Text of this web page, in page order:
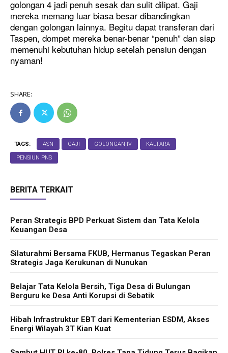
golongan 4 jadi penuh sesak dan sulit dilipat. Gaji
mereka memang luar biasa besar dibandingkan
dengan golongan lainnya. Begitu dapat transferan dari
Taspen, dompet mereka benar-benar “penuh” dan siap
memenuhi kebutuhan hidup setelah pensiun dengan
nyaman!
SHARE:
TAGS: ASN GAJI GOLONGAN IV KALTARA
PENSIUN PNS
BERITA TERKAIT
Peran Strategis BPD Perkuat Sistem dan Tata Kelola
Keuangan Desa
Silaturahmi Bersama FKUB, Hermanus Tegaskan Peran
Strategis Jaga Kerukunan di Nunukan
Belajar Tata Kelola Bersih, Tiga Desa di Bulungan
Berguru ke Desa Anti Korupsi di Sebatik
Hibah Infrastruktur EBT dari Kementerian ESDM, Akses
Energi Wilayah 3T Kian Kuat